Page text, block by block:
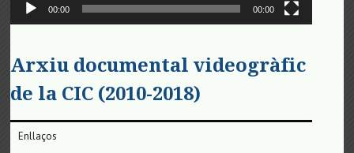
00:00 00:00
Arxiu documental videogràfic
de la CIC (2010-2018)
Enllaços